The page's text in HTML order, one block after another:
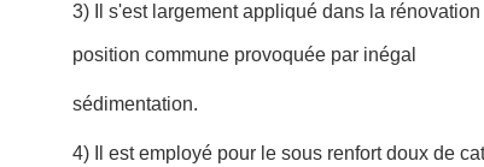
3) Il s'est largement appliqué dans la
position commune provoquée par inégal
sédimentation.
4) Il est employé pour le sous renfort doux de